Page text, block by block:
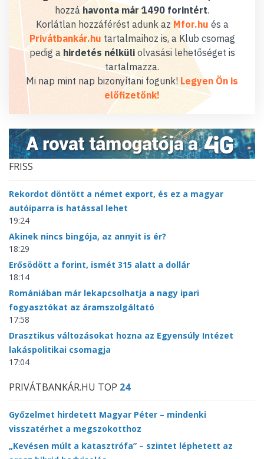
hozzáhavonta már 1490 forintért.
Korlátlan hozzáférést adunk az Mfor.hu és a
Privátbankár.hu tartalmaihoz is, a Klub csomag
pedig a hirdetés nélküliolvasási lehetőséget is
tartalmazza.
Mi nap mint nap bizonyítani fogunk! Legyen Ön is
előfizetőnk!
FRISS
Rekordot döntött a német export, és ez a magyar
autóiparra is hatással lehet
19:24
Akinek nincs bingója, az annyit is ér?
18:29
Erősödött a forint, ismét 315 alatt a dollár
18:14
Romániában már lekapcsolhatja a nagy ipari
fogyasztókat az áramszolgáltató
17:58
Drasztikus változásokat hozna az Egyensúly Intézet
lakáspolitikai csomagja
17:04
PRIVÁTBANKÁR.HU TOP 24
Győzelmet hirdetett Magyar Péter – mindenki
visszatérhet a megszokotthoz
„Kevésen múlt a katasztrófa” – szintet léphetett az